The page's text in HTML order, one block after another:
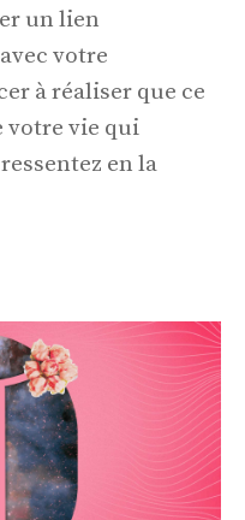
un lien
votre
à réaliser que ce
votre vie qui
en la